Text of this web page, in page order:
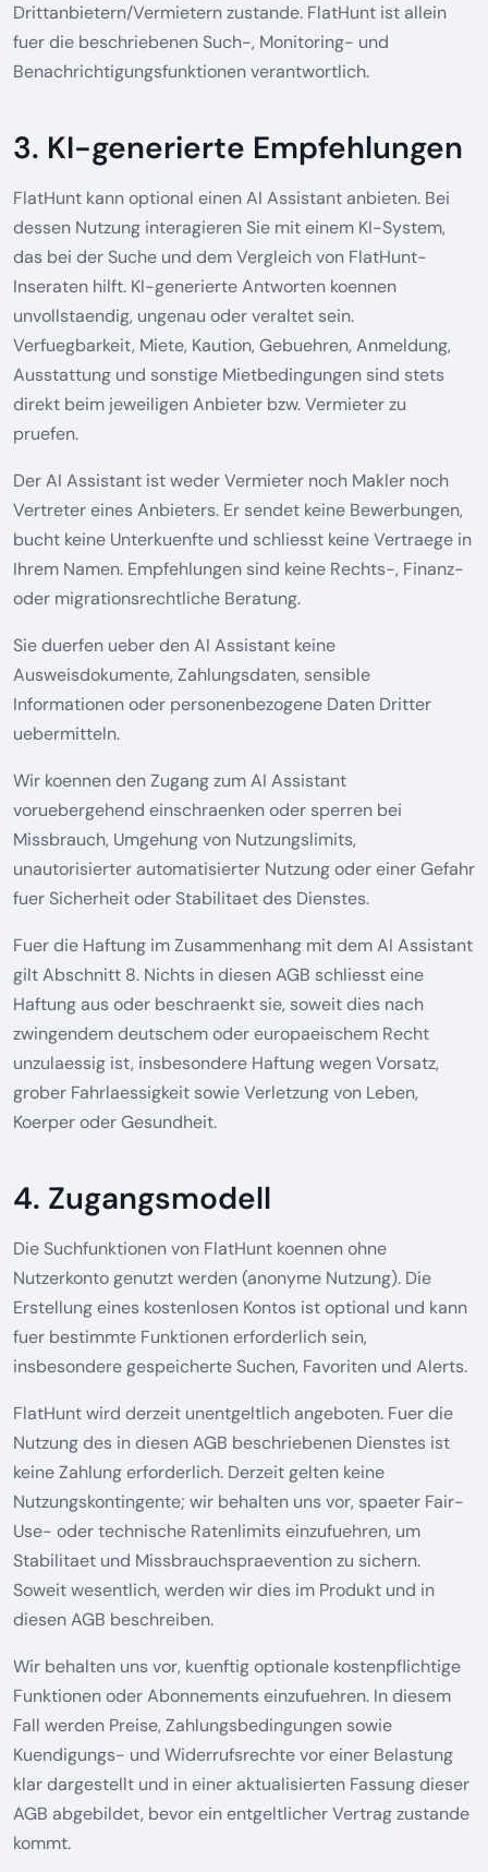
Drittanbietern/Vermietern zustande. FlatHunt ist allein
fuer die beschriebenen Such-, Monitoring- und
Benachrichtigungsfunktionen verantwortlich.
3. KI-generierte Empfehlungen
FlatHunt kann optional einen AI Assistant anbieten. Bei
dessen Nutzung interagieren Sie mit einem KI-System,
das bei der Suche und dem Vergleich von FlatHunt-
Inseraten hilft. KI-generierte Antworten koennen
unvollstaendig, ungenau oder veraltet sein.
Verfuegbarkeit, Miete, Kaution, Gebuehren, Anmeldung,
Ausstattung und sonstige Mietbedingungen sind stets
direkt beim jeweiligen Anbieter bzw. Vermieter zu
pruefen.
Der AI Assistant ist weder Vermieter noch Makler noch
Vertreter eines Anbieters. Er sendet keine Bewerbungen,
bucht keine Unterkuenfte und schliesst keine Vertraege in
Ihrem Namen. Empfehlungen sind keine Rechts-, Finanz-
oder migrationsrechtliche Beratung.
Sie duerfen ueber den AI Assistant keine
Ausweisdokumente, Zahlungsdaten, sensible
Informationen oder personenbezogene Daten Dritter
uebermitteln.
Wir koennen den Zugang zum AI Assistant
voruebergehend einschraenken oder sperren bei
Missbrauch, Umgehung von Nutzungslimits,
unautorisierter automatisierter Nutzung oder einer Gefahr
fuer Sicherheit oder Stabilitaet des Dienstes.
Fuer die Haftung im Zusammenhang mit dem AI Assistant
gilt Abschnitt 8. Nichts in diesen AGB schliesst eine
Haftung aus oder beschraenkt sie, soweit dies nach
zwingendem deutschem oder europaeischem Recht
unzulaessig ist, insbesondere Haftung wegen Vorsatz,
grober Fahrlaessigkeit sowie Verletzung von Leben,
Koerper oder Gesundheit.
4. Zugangsmodell
Die Suchfunktionen von FlatHunt koennen ohne
Nutzerkonto genutzt werden (anonyme Nutzung). Die
Erstellung eines kostenlosen Kontos ist optional und kann
fuer bestimmte Funktionen erforderlich sein,
insbesondere gespeicherte Suchen, Favoriten und Alerts.
FlatHunt wird derzeit unentgeltlich angeboten. Fuer die
Nutzung des in diesen AGB beschriebenen Dienstes ist
keine Zahlung erforderlich. Derzeit gelten keine
Nutzungskontingente; wir behalten uns vor, spaeter Fair-
Use- oder technische Ratenlimits einzufuehren, um
Stabilitaet und Missbrauchspraevention zu sichern.
Soweit wesentlich, werden wir dies im Produkt und in
diesen AGB beschreiben.
Wir behalten uns vor, kuenftig optionale kostenpflichtige
Funktionen oder Abonnements einzufuehren. In diesem
Fall werden Preise, Zahlungsbedingungen sowie
Kuendigungs- und Widerrufsrechte vor einer Belastung
klar dargestellt und in einer aktualisierten Fassung dieser
AGB abgebildet, bevor ein entgeltlicher Vertrag zustande
kommt.